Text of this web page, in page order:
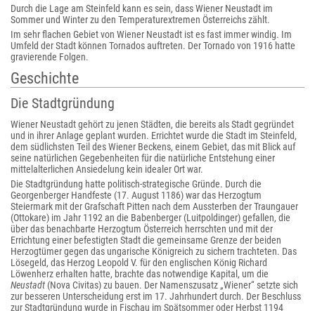
Durch die Lage am Steinfeld kann es sein, dass Wiener Neustadt im
Sommer und Winter zu den Temperaturextremen Österreichs zählt.
Im sehr flachen Gebiet von Wiener Neustadt ist es fast immer windig. Im
Umfeld der Stadt können Tornados auftreten. Der Tornado von 1916 hatte
gravierende Folgen.
Geschichte
Die Stadtgründung
Wiener Neustadt gehört zu jenen Städten, die bereits als Stadt gegründet
und in ihrer Anlage geplant wurden. Errichtet wurde die Stadt im Steinfeld,
dem südlichsten Teil des Wiener Beckens, einem Gebiet, das mit Blick auf
seine natürlichen Gegebenheiten für die natürliche Entstehung einer
mittelalterlichen Ansiedelung kein idealer Ort war.
Die Stadtgründung hatte politisch-strategische Gründe. Durch die
Georgenberger Handfeste (17. August 1186) war das Herzogtum
Steiermark mit der Grafschaft Pitten nach dem Aussterben der Traungauer
(Ottokare) im Jahr 1192 an die Babenberger (Luitpoldinger) gefallen, die
über das benachbarte Herzogtum Österreich herrschten und mit der
Errichtung einer befestigten Stadt die gemeinsame Grenze der beiden
Herzogtümer gegen das ungarische Königreich zu sichern trachteten. Das
Lösegeld, das Herzog Leopold V. für den englischen König Richard
Löwenherz erhalten hatte, brachte das notwendige Kapital, um die
Neustadt (Nova Civitas) zu bauen. Der Namenszusatz „Wiener“ setzte sich
zur besseren Unterscheidung erst im 17. Jahrhundert durch. Der Beschluss
zur Stadtgründung wurde in Fischau im Spätsommer oder Herbst 1194